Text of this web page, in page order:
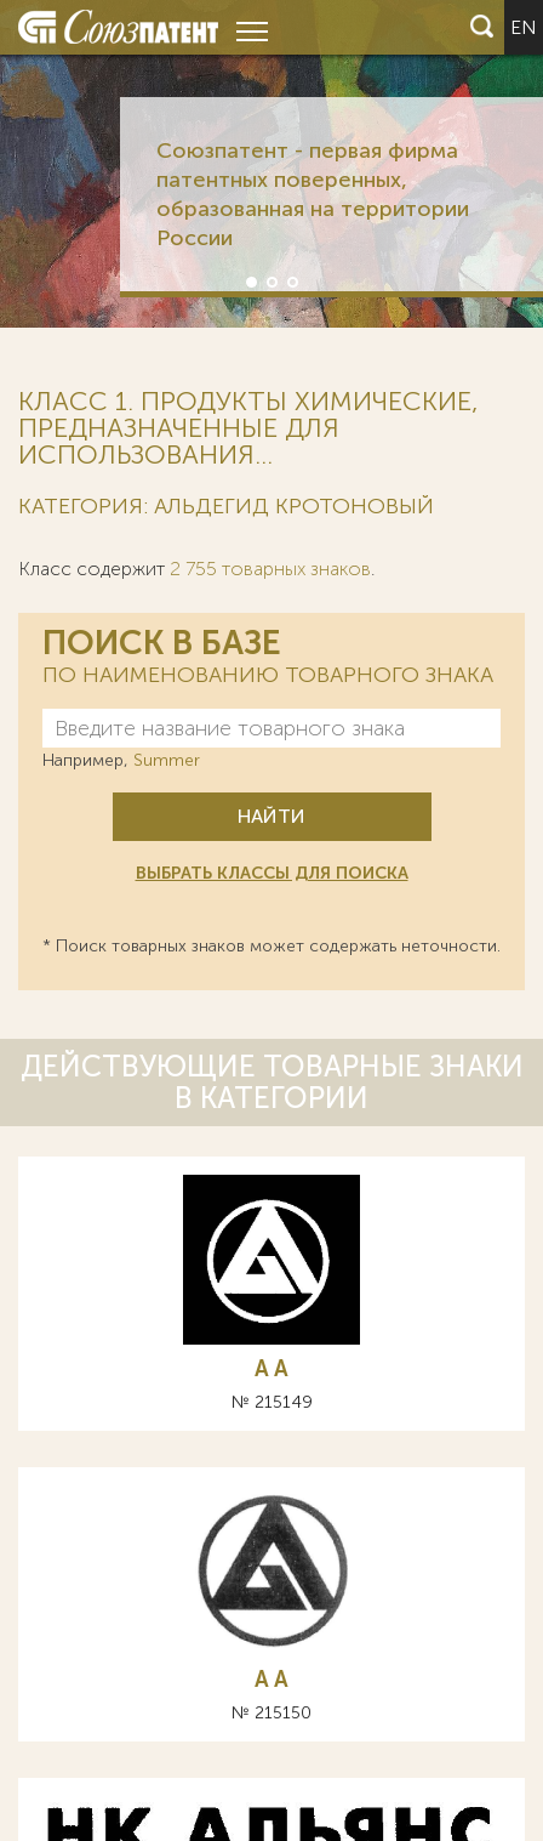
EN
Союзпатент - первая фирма
патентных поверенных,
образованная на территории
России
КЛАСС 1. ПРОДУКТЫ ХИМИЧЕСКИЕ,
ПРЕДНАЗНАЧЕННЫЕ ДЛЯ
ИСПОЛЬЗОВАНИЯ...
КАТЕГОРИЯ: АЛЬДЕГИД КРОТОНОВЫЙ
Класс содержит 2 755 товарных знаков.
ПОИСК В БАЗЕ
ПО НАИМЕНОВАНИЮ ТОВАРНОГО ЗНАКА
Например, Summer
НАЙТИ
ВЫБРАТЬ КЛАССЫ ДЛЯ ПОИСКА
* Поиск товарных знаков может содержать неточности.
ДЕЙСТВУЮЩИЕ ТОВАРНЫЕ ЗНАКИ
В КАТЕГОРИИ
A А
№ 215149
A А
№ 215150